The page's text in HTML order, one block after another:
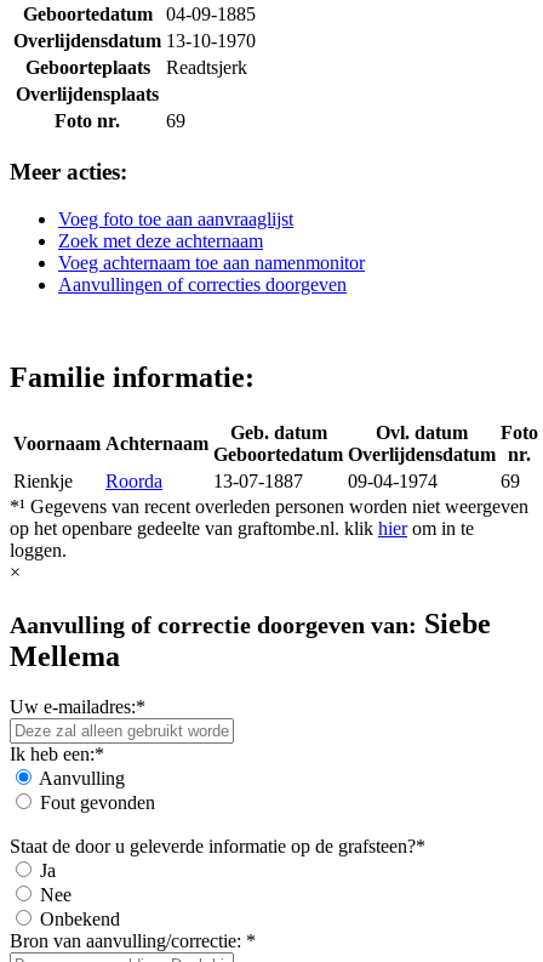
Geboortedatum
04-09-1885
Overlijdensdatum 13-10-1970
Geboorteplaats
Readtsjerk
Overlijdensplaats
Foto nr.
69
Meer acties:
Voeg foto toe aan aanvraaglijst
Zoek met deze achternaam
Voeg achternaam toe aan namenmonitor
Aanvullingen of correcties doorgeven
Familie informatie:
Voornaam Achternaam
Geb. datum
Geboortedatum
Ovl. datum
Overlijdensdatum
Foto
nr.
Rienkje
Roorda 13-07-1887 09-04-1974
69
*¹ Gegevens van recent overleden personen worden niet weergeven
op het openbare gedeelte van graftombe.nl. klik hierom in te
loggen.
×
Aanvulling of correctie doorgeven van: Siebe
Mellema
Uw e-mailadres:*
Ik heb een:*
Aanvulling
Fout gevonden
Staat de door u geleverde informatie op de grafsteen?*
Ja
Nee
Onbekend
Bron van aanvulling/correctie: *